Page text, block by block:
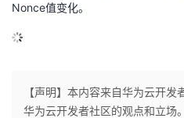
Nonce值变化。
【声明】本内容来自华为云开
华为云开发者社区的观点和立场